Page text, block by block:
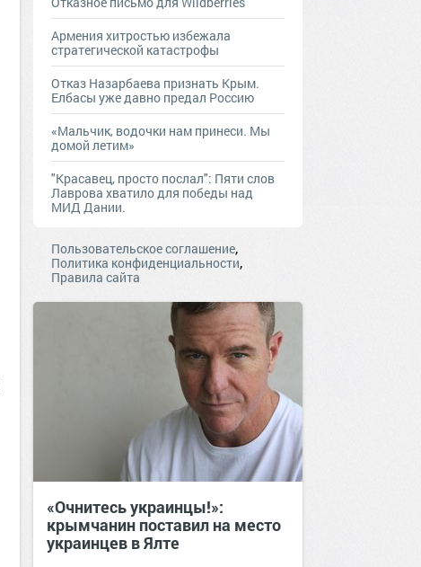
Армения хитростью избежала
стратегической катастрофы
Отказ Назарбаева признать Крым.
Елбасы уже давно предал Россию
«Мальчик, водочки нам принеси. Мы
домой летим»
"Красавец, просто послал": Пяти слов
Лаврова хватило для победы над
МИД Дании.
Пользовательское соглашение,
Политика конфиденциальности,
Правила сайта
«Очнитесь украинцы!»:
крымчанин поставил на место
украинцев в Ялте